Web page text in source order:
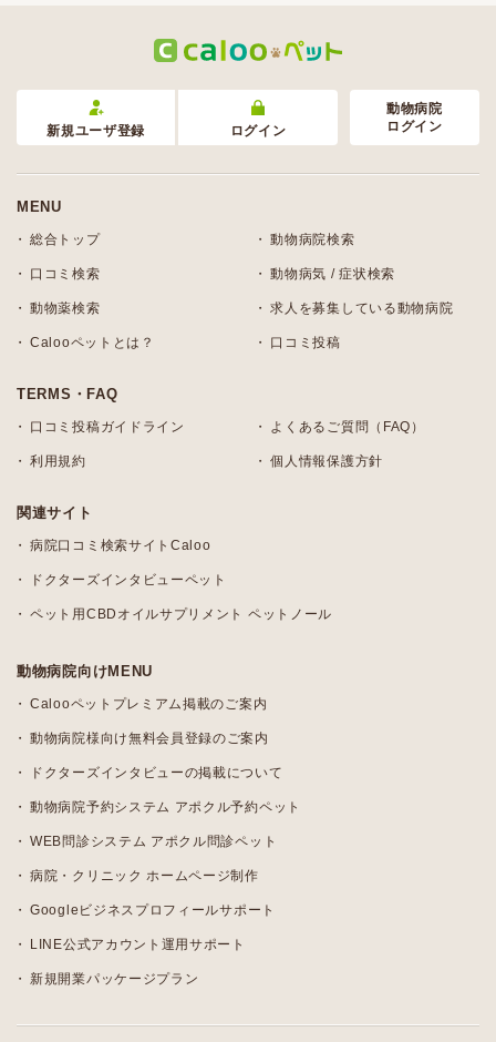
新規ユーザ登録 ログイン
動物病院
ログイン
MENU
総合トップ 動物病院検索
口コミ検索 動物病気 / 症状検索
動物薬検索 求人を募集している動物病院
Calooペットとは？ 口コミ投稿
TERMS・FAQ
口コミ投稿ガイドライン よくあるご質問（FAQ）
利用規約 個人情報保護方針
関連サイト
病院口コミ検索サイトCaloo
ドクターズインタビューペット
ペット用CBDオイルサプリメント ペットノール
動物病院向けMENU
Calooペットプレミアム掲載のご案内
動物病院様向け無料会員登録のご案内
ドクターズインタビューの掲載について
動物病院予約システム アポクル予約ペット
WEB問診システム アポクル問診ペット
病院・クリニック ホームページ制作
Googleビジネスプロフィールサポート
LINE公式アカウント運用サポート
新規開業パッケージプラン